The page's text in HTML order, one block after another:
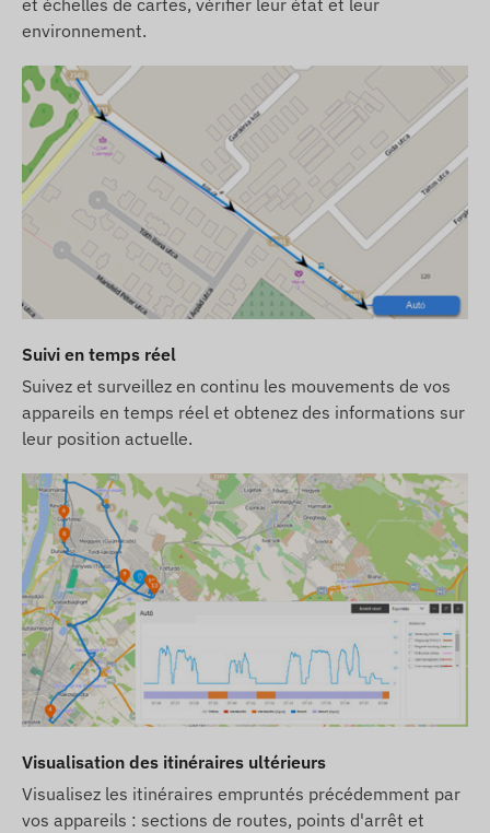
Les descriptions et les images des appareils sur le
publiées par le fabricant, qui ne sont pas toujours
exactes et exemptes d'erreurs. Le fabricant se
réserve le droit de modifier certains paramètres
du produit ou de son emballage sans préavis - la
mise à jour de ces informations sur notre site Web
se fait après détection et évaluation de ces
modifications.
et échelles de cartes, vérifier leur état et leur
environnement.
Suivi en temps réel
Suivez et surveillez en continu les mouvements de vos
appareils en temps réel et obtenez des informations sur
leur position actuelle.
Visualisation des itinéraires ultérieurs
Visualisez les itinéraires empruntés précédemment par
vos appareils : sections de routes, points d'arrêt et